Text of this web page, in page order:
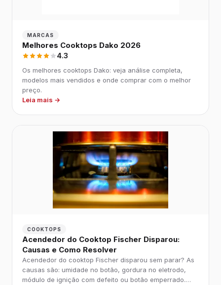
MARCAS
Melhores Cooktops Dako 2026
4.3
Os melhores cooktops Dako: veja análise completa,
modelos mais vendidos e onde comprar com o melhor
preço.
Leia mais →
COOKTOPS
Acendedor do Cooktop Fischer Disparou:
Causas e Como Resolver
Acendedor do cooktop Fischer disparou sem parar? As
causas são: umidade no botão, gordura no eletrodo,
módulo de ignição com defeito ou botão emperrado.